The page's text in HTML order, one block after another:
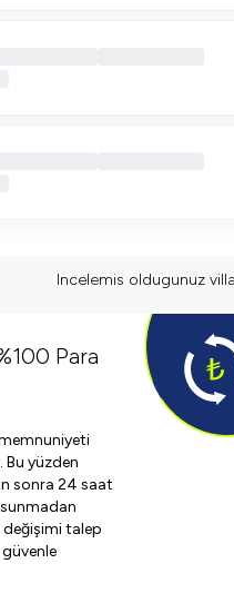
Incelemis oldugunuz
Para
Bu yüzden
sonra 24 saat
değişimi talep